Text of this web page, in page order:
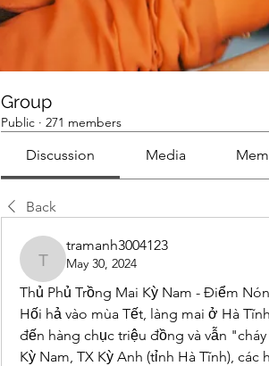
Group
Public · 271 members
Discussion Media
Back
tramanh3004123
tramanh3004123
May 30, 2024
Thủ Phủ Trồng Mai Kỳ Nam - Điểm
Hối hả vào mùa Tết, làng mai ở Hà
đến hàng chục triệu đồng và vẫn
Kỳ Nam, TX Kỳ Anh (tỉnh Hà Tĩnh),